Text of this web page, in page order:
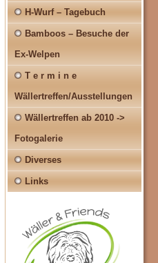
H-Wurf – Tagebuch
Bamboos – Besuche der
Ex-Welpen
T e r m i n e
Wällertreffen/Ausstellungen
Wällertreffen ab 2010 ->
Fotogalerie
Diverses
Links